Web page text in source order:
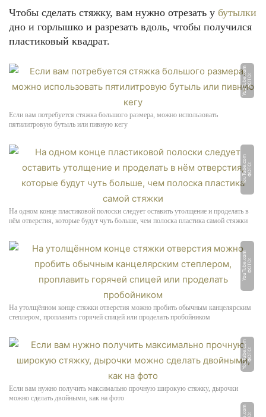
Чтобы сделать стяжку, вам нужно отрезать у бутылки
дно и горлышко и разрезать вдоль, чтобы получился
пластиковый квадрат.
Ф
О
Т
О:
Y
o
u
T
u
b
e.
c
o
m
Если вам потребуется стяжка большого размера, можно использовать
пятилитровую бутыль или пивную кегу
Ф
О
Т
О:
Y
o
u
T
u
b
e.
c
o
m
На одном конце пластиковой полоски следует оставить утолщение и проделать в
нём отверстия, которые будут чуть больше, чем полоска пластика самой стяжки
Ф
О
Т
О:
Y
o
u
T
u
b
e.
c
o
m
На утолщённом конце стяжки отверстия можно пробить обычным канцелярским
степлером, проплавить горячей спицей или проделать пробойником
Ф
О
Т
О:
Y
o
u
T
u
b
e.
c
o
m
Если вам нужно получить максимально прочную широкую стяжку, дырочки
можно сделать двойными, как на фото